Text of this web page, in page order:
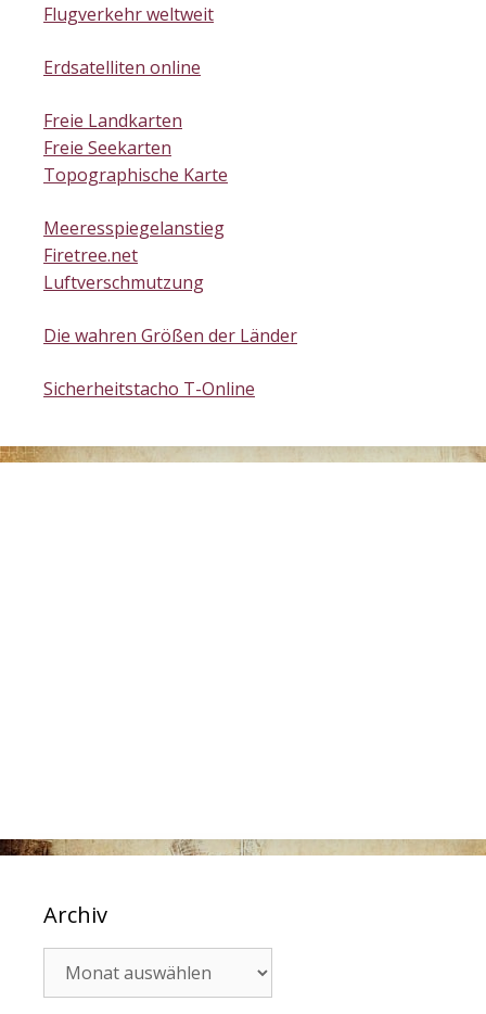
Flugverkehr weltweit
Erdsatelliten online
Freie Landkarten
Freie Seekarten
Topographische Karte
Meeresspiegelanstieg
Firetree.net
Luftverschmutzung
Die wahren Größen der Länder
Sicherheitstacho T-Online
Archiv